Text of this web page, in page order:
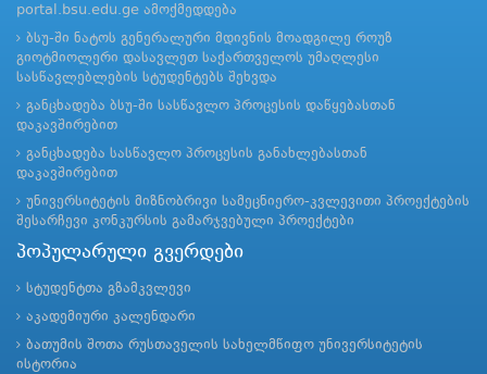
portal.bsu.edu.ge ამოქმედდება
ბსუ-ში ნატოს გენერალური მდივნის მოადგილე როუზ
გიოტმიოლერი დასავლეთ საქართველოს უმაღლესი
სასწავლებლების სტუდენტებს შეხვდა
განცხადება ბსუ-ში სასწავლო პროცესის დაწყებასთან
დაკავშირებით
განცხადება სასწავლო პროცესის განახლებასთან
დაკავშირებით
უნივერსიტეტის მიზნობრივი სამეცნიერო-კვლევითი პროექტების
შესარჩევი კონკურსის გამარჯვებული პროექტები
პოპულარული გვერდები
სტუდენტთა გზამკვლევი
აკადემიური კალენდარი
ბათუმის შოთა რუსთაველის სახელმწიფო უნივერსიტეტის
ისტორია